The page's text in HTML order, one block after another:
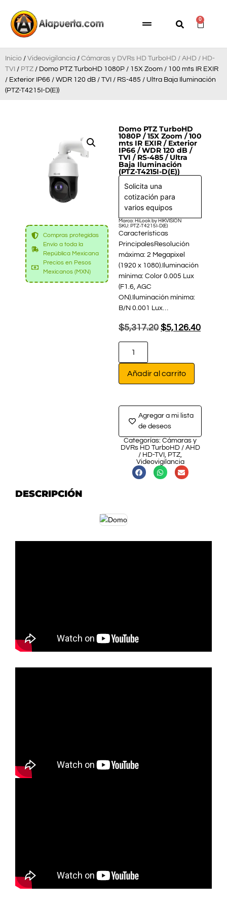
0
Inicio / Videovigilancia / Cámaras y DVRs HD TurboHD / AHD / HD-
TVI / PTZ / Domo PTZ TurboHD 1080P / 15X Zoom / 100 mts IR EXIR
/ Exterior IP66 / WDR 120 dB / TVI / RS-485 / Ultra Baja Iluminación
(PTZ-T4215I-D(E))
Compras protegidas
Envío a toda la
República Mexicana
Precios en Pesos
Mexicanos (MXN)
Domo PTZ TurboHD
1080P / 15X Zoom / 100
mts IR EXIR / Exterior
IP66 / WDR 120 dB /
TVI / RS-485 / Ultra
Baja Iluminación
(PTZ-T4215I-D(E))
Solicita una
cotización para
varios equipos
Marca: HiLook by HIKVISION
SKU: PTZ-T4215I-D(E)
Características
PrincipalesResolución
máxima: 2 Megapixel
(1920 x 1080).Iluminación
mínima: Color 0.005 Lux
(F1.6, AGC
ON).Iluminación mínima:
B/N 0.001 Lux…
$5,317.20 $5,126.40
Añadir al carrito
Agregar a mi lista
de deseos
Categorías: Cámaras y
DVRs HD TurboHD / AHD
/ HD-TVI , PTZ,
Videovigilancia
DESCRIPCIÓN